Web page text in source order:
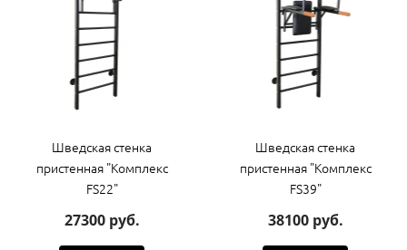
Шведская стенка
пристенная "Комплекс
FS22"
27300 руб.
Шведская стенка
пристенная "Комплекс
FS39"
38100 руб.